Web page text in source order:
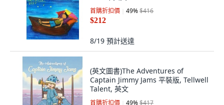
首購折扣價 49%$416
$212
8/19 預計送達
(英文圖書)The Adventures of
Captain Jimmy Jams 平裝版, Tellwell
Talent, 英文
首購折扣價 49%$417